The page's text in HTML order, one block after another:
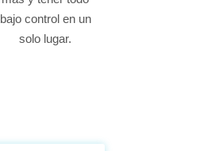
bajo control en un
solo lugar.